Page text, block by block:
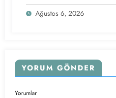
Kadrolar, Şartlar ve
Ağustos 6, 2026
YORUM GÖNDER
Yorumlar